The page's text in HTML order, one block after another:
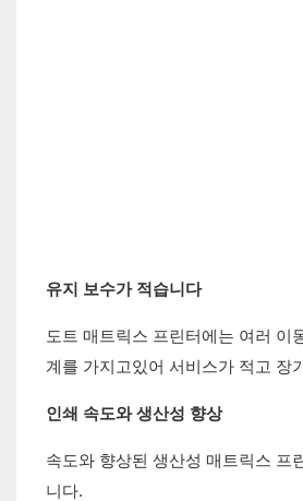
유지 보수가 적습니다
도트 매트릭스 프린터에는 여러 이
계를 가지고있어 서비스가 적고 장
인쇄 속도와 생산성 향상
속도와 향상된 생산성 매트릭스 프
니다.